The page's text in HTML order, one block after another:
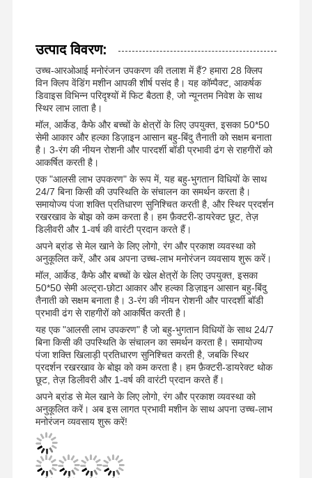
उत्पाद विवरण:
उच्च-आरओआई मनोरंजन उपकरण की तलाश में हैं? हमारा 28 क्लिप
विन क्लिप वेंडिंग मशीन आपकी शीर्ष पसंद है। यह कॉम्पैक्ट, आकर्षक
डिवाइस विभिन्न परिदृश्यों में फिट बैठता है, जो न्यूनतम निवेश के साथ
स्थिर लाभ लाता है।
मॉल, आर्केड, कैफे और बच्चों के क्षेत्रों के लिए उपयुक्त, इसका 50*50
सेमी आकार और हल्का डिज़ाइन आसान बहु-बिंदु तैनाती को सक्षम बनाता
है। 3-रंग की नीयन रोशनी और पारदर्शी बॉडी प्रभावी ढंग से राहगीरों को
आकर्षित करती है।
एक "आलसी लाभ उपकरण" के रूप में, यह बहु-भुगतान विधियों के साथ
24/7 बिना किसी की उपस्थिति के संचालन का समर्थन करता है।
समायोज्य पंजा शक्ति प्रतिधारण सुनिश्चित करती है, और स्थिर प्रदर्शन
रखरखाव के बोझ को कम करता है। हम फ़ैक्टरी-डायरेक्ट छूट, तेज़
डिलीवरी और 1-वर्ष की वारंटी प्रदान करते हैं।
अपने ब्रांड से मेल खाने के लिए लोगो, रंग और प्रकाश व्यवस्था को
अनुकूलित करें, और अब अपना उच्च-लाभ मनोरंजन व्यवसाय शुरू करें।
मॉल, आर्केड, कैफे और बच्चों के खेल क्षेत्रों के लिए उपयुक्त, इसका
50*50 सेमी अल्ट्रा-छोटा आकार और हल्का डिज़ाइन आसान बहु-बिंदु
तैनाती को सक्षम बनाता है। 3-रंग की नीयन रोशनी और पारदर्शी बॉडी
प्रभावी ढंग से राहगीरों को आकर्षित करती है।
यह एक "आलसी लाभ उपकरण" है जो बहु-भुगतान विधियों के साथ 24/7
बिना किसी की उपस्थिति के संचालन का समर्थन करता है। समायोज्य
पंजा शक्ति खिलाड़ी प्रतिधारण सुनिश्चित करती है, जबकि स्थिर
प्रदर्शन रखरखाव के बोझ को कम करता है। हम फ़ैक्टरी-डायरेक्ट थोक
छूट, तेज़ डिलीवरी और 1-वर्ष की वारंटी प्रदान करते हैं।
अपने ब्रांड से मेल खाने के लिए लोगो, रंग और प्रकाश व्यवस्था को
अनुकूलित करें। अब इस लागत प्रभावी मशीन के साथ अपना उच्च-लाभ
मनोरंजन व्यवसाय शुरू करें!